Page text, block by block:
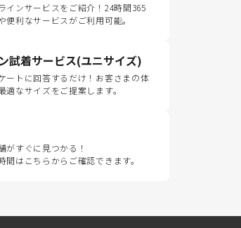
インサービスをご紹介！24時間365
便利なサービスがご利用可能。
試着サービス(ユニサイズ)
ートに回答するだけ！お客さまの体
適なサイズをご提案します。
がすぐに見つかる！
間はこちらからご確認できます。